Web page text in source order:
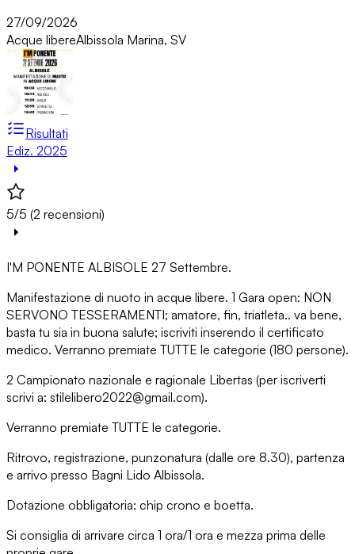
27/09/2026
Acque libereAlbissola Marina, SV
Risultati
Ediz. 2025
5/5 (2 recensioni)
I'M PONENTE ALBISOLE 27 Settembre.
Manifestazione di nuoto in acque libere. 1 Gara open: NON
SERVONO TESSERAMENTI; amatore, fin, triatleta.. va bene,
basta tu sia in buona salute; iscriviti inserendo il certificato
medico. Verranno premiate TUTTE le categorie (180 persone).
2 Campionato nazionale e ragionale Libertas (per iscriverti
scrivi a: stilelibero2022@gmail.com).
Verranno premiate TUTTE le categorie.
Ritrovo, registrazione, punzonatura (dalle ore 8.30), partenza
e arrivo presso Bagni Lido Albissola.
Dotazione obbligatoria: chip crono e boetta.
Si consiglia di arrivare circa 1 ora/1 ora e mezza prima delle